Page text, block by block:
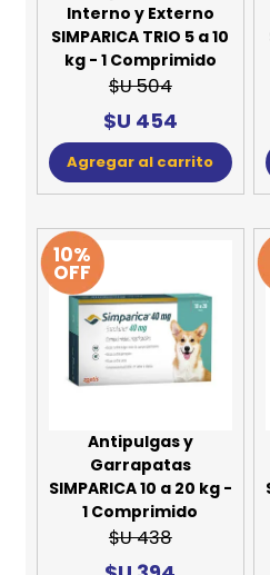
Interno y Externo
SIMPARICA TRIO 5 a 10
kg - 1 Comprimido
$U 504
$U 454
Agregar al carrito
10%
OFF
Antipulgas y
Garrapatas
SIMPARICA 10 a 20 kg -
1 Comprimido
$U 438